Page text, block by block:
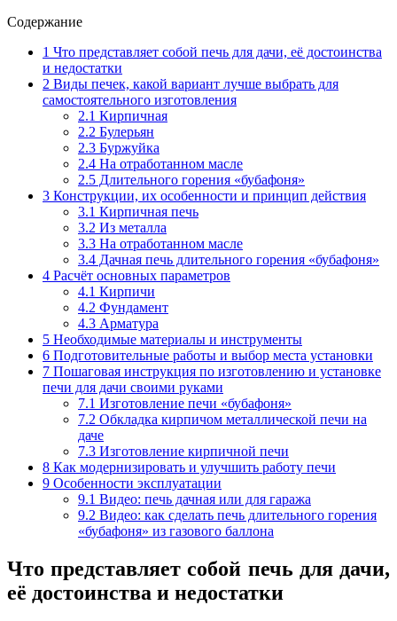
Содержание
1 Что представляет собой печь для дачи, её достоинства
и недостатки
2 Виды печек, какой вариант лучше выбрать для
самостоятельного изготовления
2.1 Кирпичная
2.2 Булерьян
2.3 Буржуйка
2.4 На отработанном масле
2.5 Длительного горения «бубафоня»
3 Конструкции, их особенности и принцип действия
3.1 Кирпичная печь
3.2 Из металла
3.3 На отработанном масле
3.4 Дачная печь длительного горения «бубафоня»
4 Расчёт основных параметров
4.1 Кирпичи
4.2 Фундамент
4.3 Арматура
5 Необходимые материалы и инструменты
6 Подготовительные работы и выбор места установки
7 Пошаговая инструкция по изготовлению и установке
печи для дачи своими руками
7.1 Изготовление печи «бубафоня»
7.2 Обкладка кирпичом металлической печи на
даче
7.3 Изготовление кирпичной печи
8 Как модернизировать и улучшить работу печи
9 Особенности эксплуатации
9.1 Видео: печь дачная или для гаража
9.2 Видео: как сделать печь длительного горения
«бубафоня» из газового баллона
Что представляет собой печь для дачи,
её достоинства и недостатки